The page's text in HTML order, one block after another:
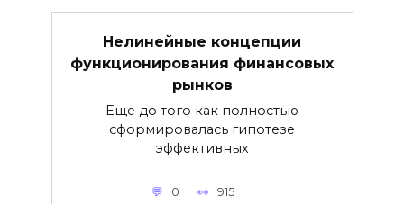
Нелинейные концепции
функционирования финансовых
рынков
Еще до того как полностью
сформировалась гипотезе
эффективных
0 915